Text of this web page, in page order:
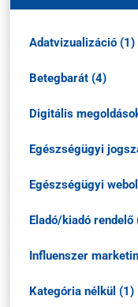
Adatvizualizáció (1)
Betegbarát (4)
Digitális
Egészségügyi
Egészségügyi
Eladó/kiadó rendelő
Influenszer
Kategória nélkül (1)